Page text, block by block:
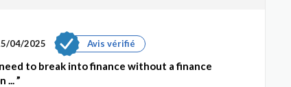
04/2025 Avis vérifié
to break into finance without a finance
...